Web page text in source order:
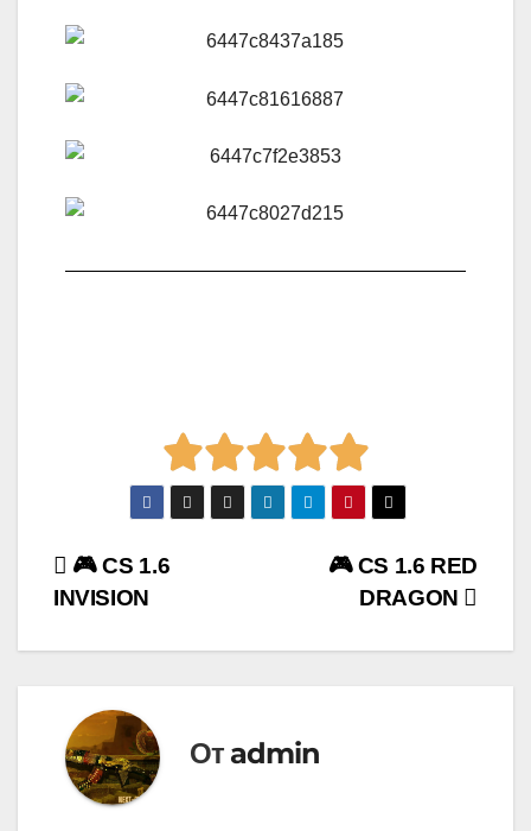
🎮 CS 1.6 RED
DRAGON
🎮 CS 1.6
INVISION
От admin